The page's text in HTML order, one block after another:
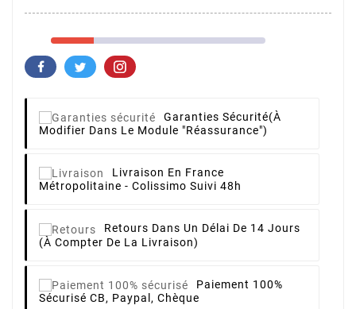
Garanties Sécurité(à
Modifier Dans Le Module "Réassurance")
Livraison En France
Métropolitaine - Colissimo Suivi 48h
Retours Dans Un Délai De 14 Jours
(à Compter De La Livraison)
Paiement 100%
Sécurisé CB, Paypal, Chèque